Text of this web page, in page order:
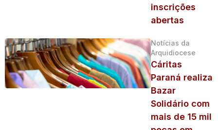
inscrições
abertas
Notícias da
Arquidiocese
Cáritas
Paraná realiza
Bazar
Solidário com
mais de 15 mil